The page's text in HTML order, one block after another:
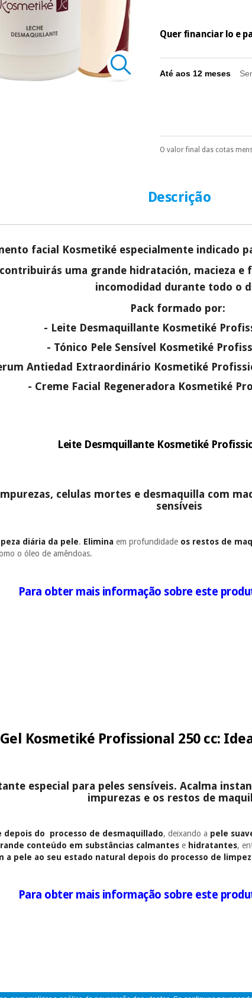
Quer financiar lo e
Até aos 12 meses
Pode escolhê-lo no
É gratuito para si
prestações serão
sem penalizações
Os seus dados
incomodaremos
O valor final das cotas
Descrição
facial Kosmetiké especialmente indicado
uma grande hidratación, macieza e
incomodidad durante todo o
Pack formado por:
- Leite Desmaquillante Kosmetiké
- Tónico Pele Sensível Kosmetiké
Antiedad Extraordinário Kosmetiké
- Creme Facial Regeneradora Kosmetiké
Leite Desmquillante Kosmetiké
celulas mortes e desmaquilla com
sensíveis
diária da pele. Eliminaem profundidade os restos de
o óleo de amêndoas.
Para obter mais informação sobre este
Kosmetiké Profissional 250 cc:
especial para peles sensíveis. Acalma
impurezas e os restos de
depois do processo de desmaquillado, deixando a pele
conteúdo em substâncias calmantes e hidratantes,
a pele ao seu estado natural depois do processo de
Para obter mais informação sobre este